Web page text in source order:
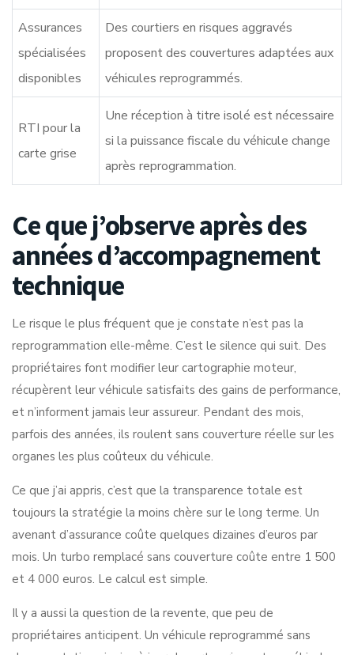
Assurances
spécialisées
disponibles
Des courtiers en risques aggravés
proposent des couvertures adaptées aux
véhicules reprogrammés.
RTI pour la
carte grise
Une réception à titre isolé est nécessaire
si la puissance fiscale du véhicule change
après reprogrammation.
Ce que j’observe après des
années d’accompagnement
technique
Le risque le plus fréquent que je constate n’est pas la
reprogrammation elle-même. C’est le silence qui suit. Des
propriétaires font modifier leur cartographie moteur,
récupèrent leur véhicule satisfaits des gains de performance,
et n’informent jamais leur assureur. Pendant des mois,
parfois des années, ils roulent sans couverture réelle sur les
organes les plus coûteux du véhicule.
Ce que j’ai appris, c’est que la transparence totale est
toujours la stratégie la moins chère sur le long terme. Un
avenant d’assurance coûte quelques dizaines d’euros par
mois. Un turbo remplacé sans couverture coûte entre 1 500
et 4 000 euros. Le calcul est simple.
Il y a aussi la question de la revente, que peu de
propriétaires anticipent. Un véhicule reprogrammé sans